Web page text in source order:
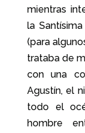
mientras
la
(para
trataba de
con una
Agustín, el
todo el
hombre